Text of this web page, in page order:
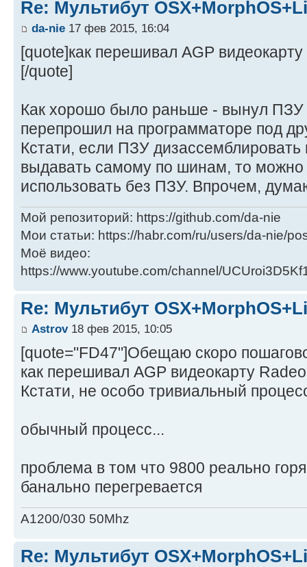
Re: Мультибут
da-nie 17 фев 2015, 16:04
[quote]как перешивал АGP
[/quote]
Как хорошо было раньше - вынул ПЗУ
перепрошил на программаторе под
Кстати, если ПЗУ
выдавать самому по шинам, то можно
использовать без ПЗУ. Впрочем,
Мой репозиторий: https://github.com/da-nie
Мои статьи: https://habr.com/ru/users/da-nie/
Моё видео:
https://www.youtube.com/channel/
Re: Мультибут
Astrov18 фев 2015, 10:05
[quote="FD47"]Обещаю скоро
как перешивал АGP видеокарту
Кстати, не особо тривиальный
обычный процесс...
проблема в том что 9800 реально
банально перегревается
A1200/030 50Mhz
Re: Мультибут